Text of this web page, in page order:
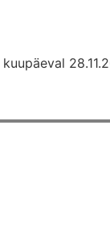
kuupäeval